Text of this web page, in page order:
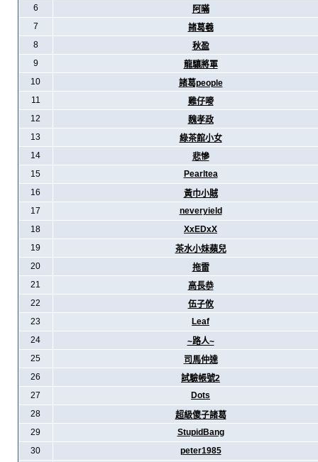
6
阿暪
7
諸葛羲
8
秋盈
9
龍驤將軍
10
諸葛people
11
雞仔嘜
12
魏孝政
13
綠茶館小女
14
悲慘
15
Pearltea
16
黃巾小賊
17
neveryield
18
XxEDxX
19
茶水小妹蘋兒
20
拖雷
21
高長恭
22
伍子攸
23
Leaf
24
~路人~
25
司馬仲達
26
試驗帳號2
27
Dots
28
超級傻子諸葛
29
StupidBang
30
peter1985